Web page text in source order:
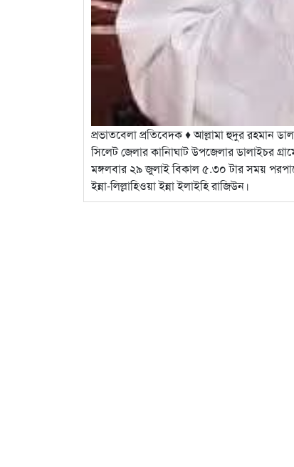
প্রভাতবেলা প্রতিবেদক ♦ আল্লামা হুদুর রহমান
সিলেট জেলার কানািঘাট উপজেলার ডালাইচর
মঙ্গলবার ২৯ জুলাই বিকাল ৫.৩০ টার সময়
ইন্না-লিল্লাহিওয়া ইন্না ইলাইহি রাজিউন।